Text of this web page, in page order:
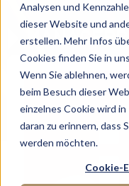
Analysen und
dieser Website und
erstellen. Mehr Infos
Cookies finden Sie in
Wenn Sie ablehnen,
beim Besuch dieser
einzelnes Cookie wird
daran zu erinnern, dass
werden möchten.
Cookie-